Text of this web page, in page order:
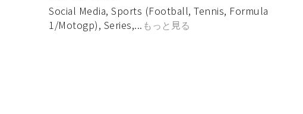
Social Media, Sports (Football, Tennis, Formula
1/Motogp), Series,... もっと見る